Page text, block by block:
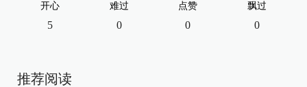
开心
5
难过
0
点赞
0
飘过
0
推荐阅读